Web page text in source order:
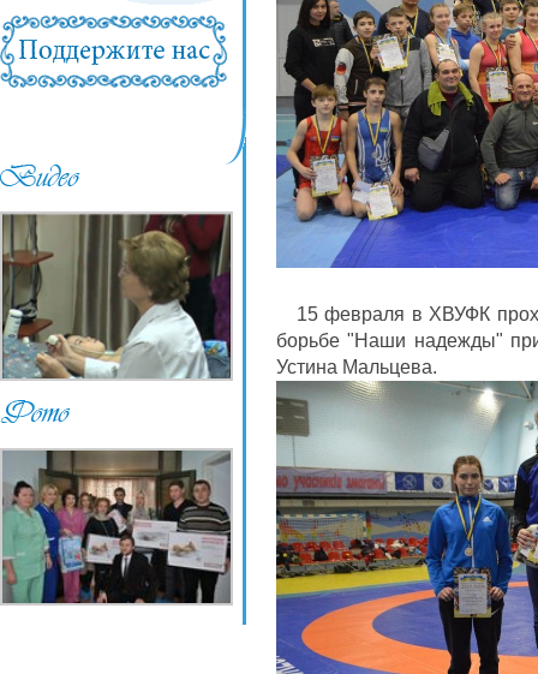
15 февраля в ХВУФК
борьбе "Наши надежды"
Устина Мальцева.